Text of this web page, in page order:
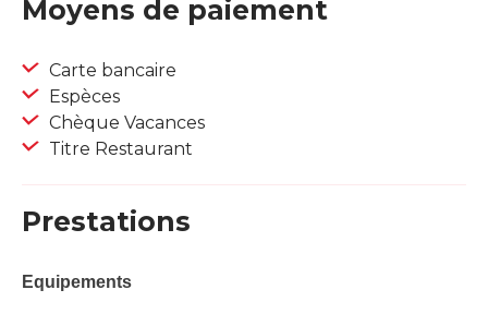
Moyens de paiement
Carte bancaire
Espèces
Chèque Vacances
Titre Restaurant
Prestations
Equipements